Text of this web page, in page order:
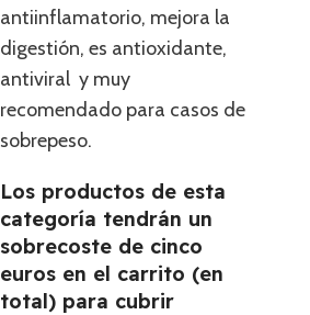
antiinflamatorio, mejora la
digestión, es antioxidante,
antiviral y muy
recomendado para casos de
sobrepeso.
Los productos de esta
categoría tendrán un
sobrecoste de cinco
euros en el carrito (en
total) para cubrir